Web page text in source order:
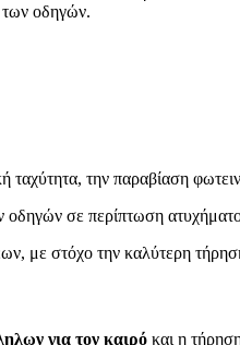
των οδηγών.
ταχύτητα, την παραβίαση
οδηγών σε περίπτωση
με στόχο την καλύτερη
για τον καιρό και η